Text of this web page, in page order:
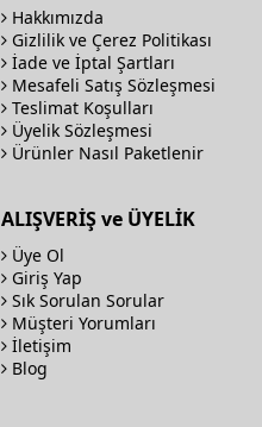
Hakkımızda
Gizlilik ve Çerez Politikası
İade ve İptal Şartları
Mesafeli Satış Sözleşmesi
Teslimat Koşulları
Üyelik Sözleşmesi
Ürünler Nasıl Paketlenir
ALIŞVERİŞ ve ÜYELİK
Üye Ol
Giriş Yap
Sık Sorulan Sorular
Müşteri Yorumları
İletişim
Blog